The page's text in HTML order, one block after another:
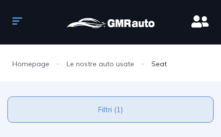
Homepage Le nostre auto usate Seat
Filtri (1)